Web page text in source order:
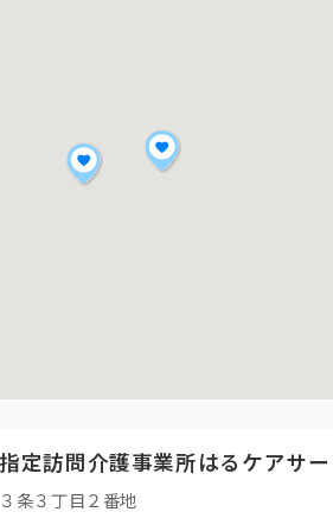
指定訪問介護事業所はるケアサ
３条３丁目２番地